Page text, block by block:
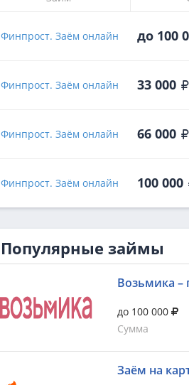
Финпрост. Заём онлайн до 100
Финпрост. Заём онлайн 33 000
Финпрост. Заём онлайн 66 000
Финпрост. Заём онлайн 100 000
Популярные займы
Возьмика –
до 100 000
Сумма
Заём на